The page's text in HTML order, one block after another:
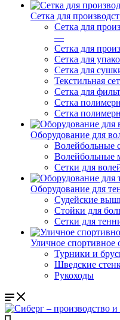
Сетка для
Сетка для
—
Сетка для
Сетка для
Сетка для
Текстильная
Сетка для
Сетка
Сетка
Оборудование для
Волейбольные
Волейбольные
Сетки для
Оборудование для
Судейские
Стойки для
Сетки для
Уличное спортивное
Турники и
Шведские
Рукоходы